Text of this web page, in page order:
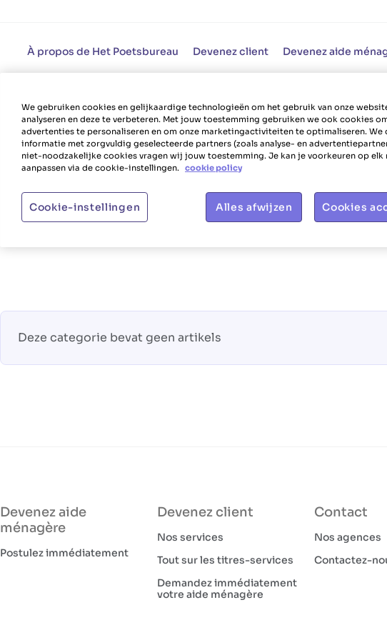
À propos de Het Poetsbureau Devenez client Devenez aide
Deze categorie bevat geen artikels
Devenez aide
ménagère
Postulez immédiatement
Devenez client
Nos services
Tout sur les titres-services
Demandez immédiatement
votre aide ménagère
Contact
Nos agences
Contactez-
We gebruiken cookies en gelijkaardige technologieën om het gebruik van onze
analyseren en deze te verbeteren. Met jouw toestemming gebruiken we ook cookies
advertenties te personaliseren en om onze marketingactiviteiten te optimaliseren. We
informatie met zorgvuldig geselecteerde partners (zoals analyse- en
niet-noodzakelijke cookies vragen wij jouw toestemming. Je kan je voorkeuren op elk
aanpassen via de cookie-instellingen. cookie policy
Alles afwijzen Cookies
Cookie-instellingen